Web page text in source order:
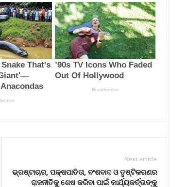
Next article
ଭ୍ରଷ୍ଟାଚାର, ପକ୍ଷପାତିତା, ବଂଶବାଦ ଓ ତୃଷ୍ଟିକରଣର
ରାଜନୀତିକୁ ଶେଷ କରିବା ପାଇଁ କାର୍ଯ୍ୟକର୍ତ୍ତାଙ୍କୁ